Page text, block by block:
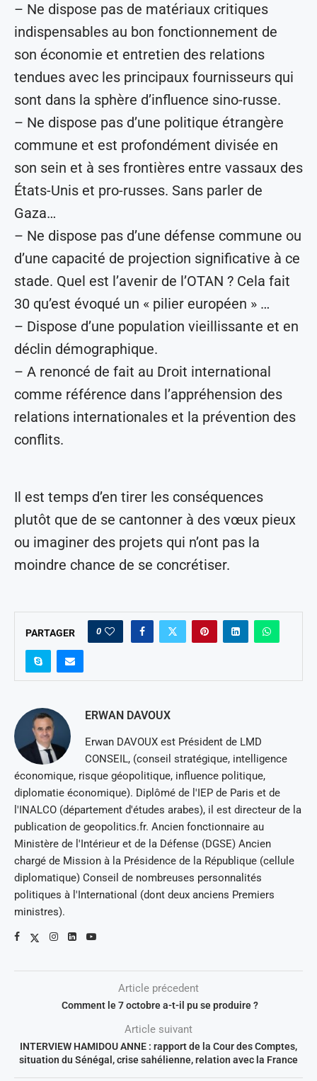
– Ne dispose pas de matériaux critiques
indispensables au bon fonctionnement de
son économie et entretien des relations
tendues avec les principaux fournisseurs qui
sont dans la sphère d’influence sino-russe.
– Ne dispose pas d’une politique étrangère
commune et est profondément divisée en
son sein et à ses frontières entre vassaux des
États-Unis et pro-russes. Sans parler de
Gaza…
– Ne dispose pas d’une défense commune ou
d’une capacité de projection significative à ce
stade. Quel est l’avenir de l’OTAN ? Cela fait
30 qu’est évoqué un « pilier européen » …
– Dispose d’une population vieillissante et en
déclin démographique.
– A renoncé de fait au Droit international
comme référence dans l’appréhension des
relations internationales et la prévention des
conflits.
Il est temps d’en tirer les conséquences
plutôt que de se cantonner à des vœux pieux
ou imaginer des projets qui n’ont pas la
moindre chance de se concrétiser.
PARTAGER 0
ERWAN DAVOUX
Erwan DAVOUX est Président de LMD
CONSEIL, (conseil stratégique, intelligence
économique, risque géopolitique, influence politique,
diplomatie économique). Diplômé de l'IEP de Paris et de
l'INALCO (département d'études arabes), il est directeur de la
publication de geopolitics.fr. Ancien fonctionnaire au
Ministère de l'Intérieur et de la Défense (DGSE) Ancien
chargé de Mission à la Présidence de la République (cellule
diplomatique) Conseil de nombreuses personnalités
politiques à l'International (dont deux anciens Premiers
ministres).
Article précedent
Comment le 7 octobre a-t-il pu se produire ?
Article suivant
INTERVIEW HAMIDOU ANNE : rapport de la Cour des Comptes,
situation du Sénégal, crise sahélienne, relation avec la France